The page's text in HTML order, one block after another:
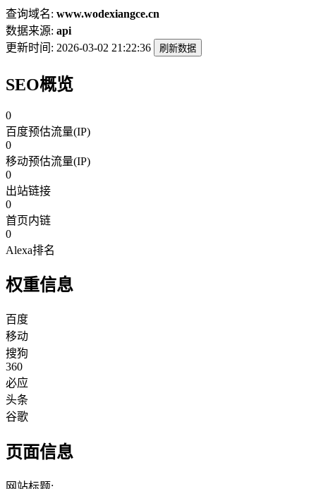
查询域名: www.wodexiangce.cn
数据来源: api
更新时间: 2026-03-02 21:22:36 刷新数据
SEO概览
0
百度预估流量(IP)
0
移动预估流量(IP)
0
出站链接
0
首页内链
0
Alexa排名
权重信息
百度
移动
搜狗
360
必应
头条
谷歌
页面信息